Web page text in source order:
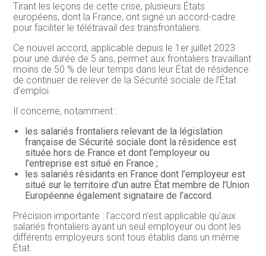
Tirant les leçons de cette crise, plusieurs États
européens, dont la France, ont signé un accord-cadre
pour faciliter le télétravail des transfrontaliers.
Ce nouvel accord, applicable depuis le 1er juillet 2023
pour une durée de 5 ans, permet aux frontaliers travaillant
moins de 50 % de leur temps dans leur État de résidence
de continuer de relever de la Sécurité sociale de l’État
d’emploi.
Il concerne, notamment :
les salariés frontaliers relevant de la législation
française de Sécurité sociale dont la résidence est
située hors de France et dont l’employeur ou
l’entreprise est situé en France ;
les salariés résidants en France dont l’employeur est
situé sur le territoire d’un autre État membre de l’Union
Européenne également signataire de l’accord.
Précision importante : l’accord n’est applicable qu’aux
salariés frontaliers ayant un seul employeur ou dont les
différents employeurs sont tous établis dans un même
État.